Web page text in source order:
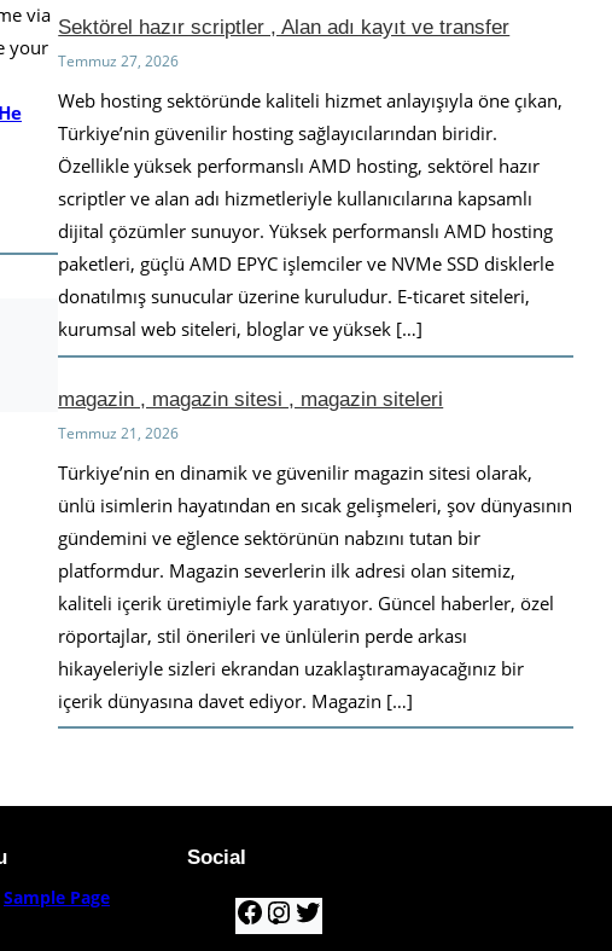
via
your
He
Sektörel hazır scriptler , Alan adı kayıt ve transfer
Temmuz 27, 2026
Web hosting sektöründe kaliteli hizmet anlayışıyla öne çıkan,
Türkiye’nin güvenilir hosting sağlayıcılarından biridir.
Özellikle yüksek performanslı AMD hosting, sektörel hazır
scriptler ve alan adı hizmetleriyle kullanıcılarına kapsamlı
dijital çözümler sunuyor. Yüksek performanslı AMD hosting
paketleri, güçlü AMD EPYC işlemciler ve NVMe SSD disklerle
donatılmış sunucular üzerine kuruludur. E-ticaret siteleri,
kurumsal web siteleri, bloglar ve yüksek […]
magazin , magazin sitesi , magazin siteleri
Temmuz 21, 2026
Türkiye’nin en dinamik ve güvenilir magazin sitesi olarak,
ünlü isimlerin hayatından en sıcak gelişmeleri, şov dünyasının
gündemini ve eğlence sektörünün nabzını tutan bir
platformdur. Magazin severlerin ilk adresi olan sitemiz,
kaliteli içerik üretimiyle fark yaratıyor. Güncel haberler, özel
röportajlar, stil önerileri ve ünlülerin perde arkası
hikayeleriyle sizleri ekrandan uzaklaştıramayacağınız bir
içerik dünyasına davet ediyor. Magazin […]
Sample Page
Social
F
a
n
w